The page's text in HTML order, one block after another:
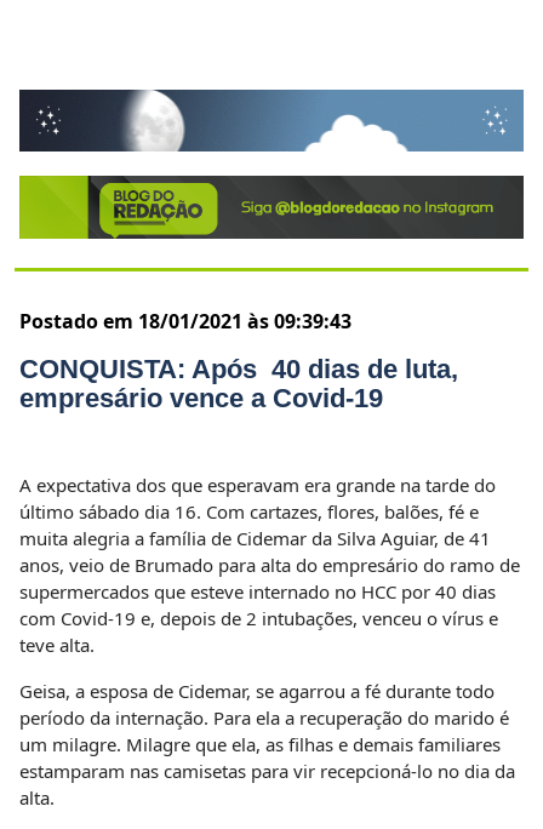
Postado em 18/01/2021 às 09:39:43
CONQUISTA: Após 40 dias de luta,
empresário vence a Covid-19
A expectativa dos que esperavam era grande na tarde do
último sábado dia 16. Com cartazes, flores, balões, fé e
muita alegria a família de Cidemar da Silva Aguiar, de 41
anos, veio de Brumado para alta do empresário do ramo de
supermercados que esteve internado no HCC por 40 dias
com Covid-19 e, depois de 2 intubações, venceu o vírus e
teve alta.
Geisa, a esposa de Cidemar, se agarrou a fé durante todo
período da internação. Para ela a recuperação do marido é
um milagre. Milagre que ela, as filhas e demais familiares
estamparam nas camisetas para vir recepcioná-lo no dia da
alta.